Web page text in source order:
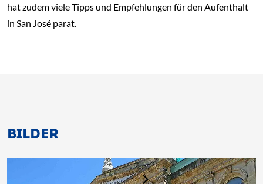
hat zudem viele Tipps und Empfehlungen für den Aufenthalt
in San José parat.
BILDER